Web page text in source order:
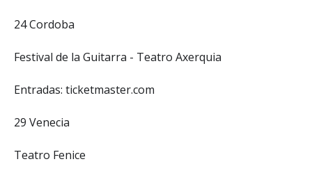
24 Cordoba
Festival de la Guitarra - Teatro Axerquia
Entradas: ticketmaster.com
29 Venecia
Teatro Fenice